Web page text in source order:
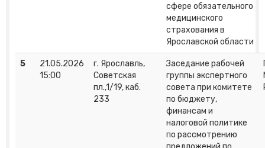
сфере обязательного
медицинского
страхования в
Ярославской области
5
21.05.2026
15:00
г. Ярославль,
Советская
пл.,1/19, каб.
233
Заседание рабочей
группы экспертного
совета при комитете
по бюджету,
финансам и
налоговой политике
по рассмотрению